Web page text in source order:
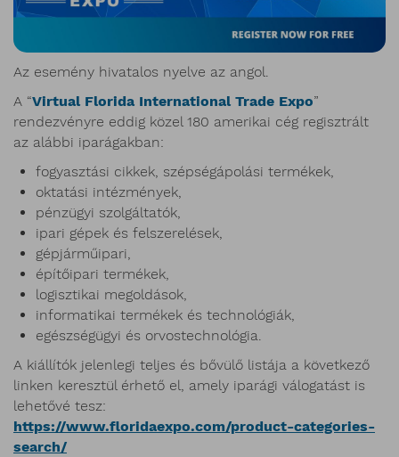
Az esemény hivatalos nyelve az angol.
A “Virtual Florida International Trade Expo”
rendezvényre eddig közel 180 amerikai cég regisztrált
az alábbi iparágakban:
fogyasztási cikkek, szépségápolási termékek,
oktatási intézmények,
pénzügyi szolgáltatók,
ipari gépek és felszerelések,
gépjárműipari,
építőipari termékek,
logisztikai megoldások,
informatikai termékek és technológiák,
egészségügyi és orvostechnológia.
A kiállítók jelenlegi teljes és bővülő listája a következő
linken keresztül érhető el, amely iparági válogatást is
lehetővé tesz:
https://www.floridaexpo.com/product-categories-
search/